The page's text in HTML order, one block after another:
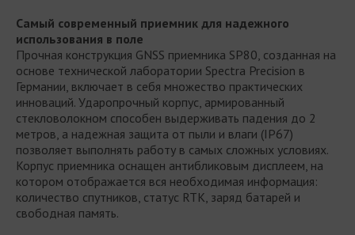
Самый современный приемник для надежного
использования в поле
Прочная конструкция GNSS приемника SP80, созданная на
основе технической лаборатории Spectra Precision в
Германии, включает в себя множество практических
инноваций. Ударопрочный корпус, армированный
стекловолокном способен выдерживать падения до 2
метров, а надежная защита от пыли и влаги (IP67)
позволяет выполнять работу в самых сложных условиях.
Корпус приемника оснащен антибликовым дисплеем, на
котором отображается вся необходимая информация:
количество спутников, статус RTK, заряд батарей и
свободная память.